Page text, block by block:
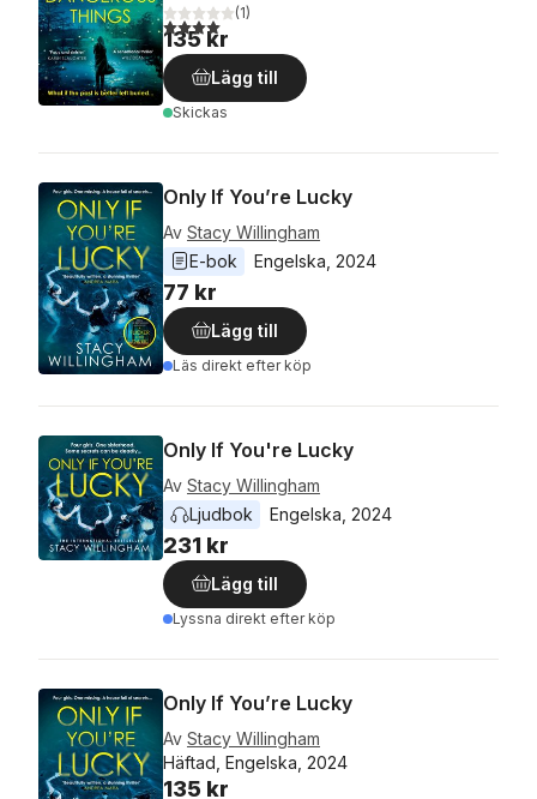
4,0utav 5 stjärnor. Totalt antal röster:
(1)
135 kr
Lägg till
Skickas
Only If You’re Lucky
Av Stacy Willingham
E-bok
Engelska 2024
77 kr
Lägg till
Läs direkt efter köp
Only If You're Lucky
Av Stacy Willingham
Ljudbok
Engelska 2024
231 kr
Lägg till
Lyssna direkt efter köp
Only If You’re Lucky
Av Stacy Willingham
Häftad, Engelska, 2024
135 kr